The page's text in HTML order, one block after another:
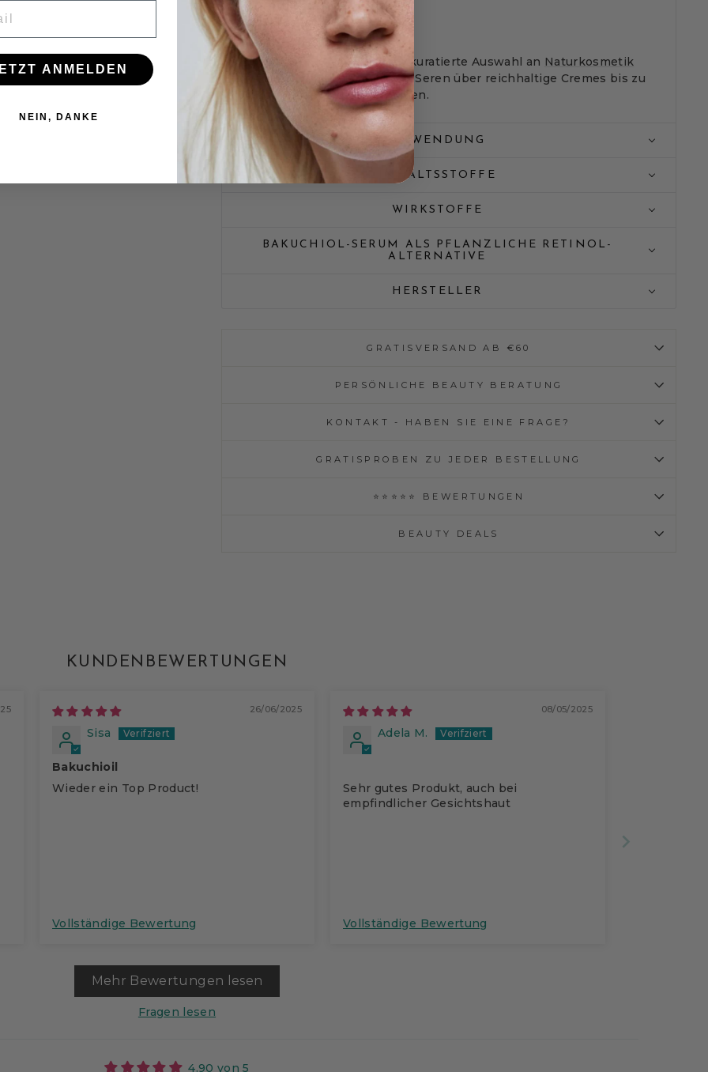
Dermokosmetika gegen
Hautalterung, 2017.
Entdecken Sie auch unsere kuratierte Auswahl an Naturkosmetik
mit Bakuchiol – von leichten Seren über reichhaltige Cremes bis zu
Augenpflege und Gesichtsölen.
ANWENDUNG
INHALTSSTOFFE
WIRKSTOFFE
BAKUCHIOL-SERUM ALS PFLANZLICHE RETINOL-
ALTERNATIVE
HERSTELLER
GRATISVERSAND AB €60
PERSÖNLICHE BEAUTY BERATUNG
KONTAKT - HABEN SIE EINE FRAGE?
GRATISPROBEN ZU JEDER BESTELLUNG
⭐⭐⭐⭐⭐ BEWERTUNGEN
BEAUTY DEALS
KUNDENBEWERTUNGEN
26/06/2025
Sisa
Bakuchioil
Wieder ein Top Product!
Vollständige Bewertung
08/05/2025
Adela M.
Sehr gutes Produkt, auch bei
empfindlicher Gesichtshaut
Vollständige Bewertung
Mehr Bewertungen lesen
Fragen lesen
4.90 von 5
ANMELDEN
NEIN, DANKE